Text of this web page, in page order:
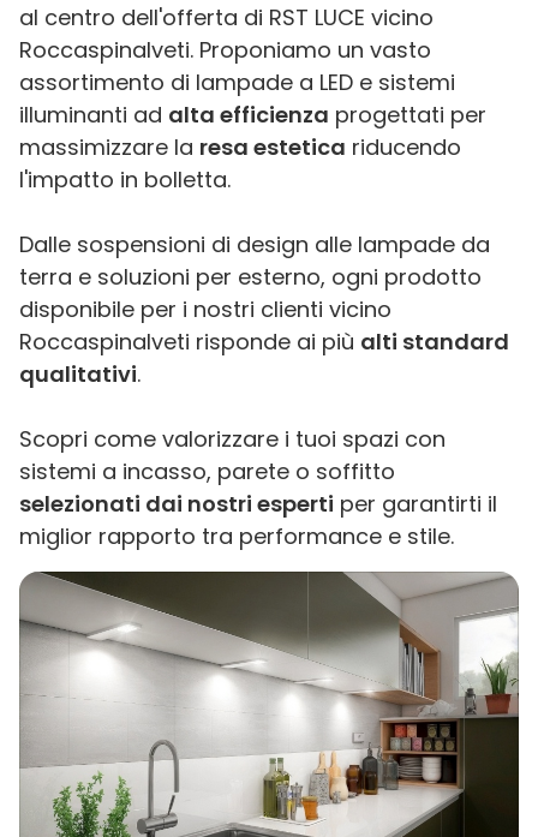
al centro dell'offerta di RST LUCE vicino
Roccaspinalveti. Proponiamo un vasto
assortimento di lampade a LED e sistemi
illuminanti ad alta efficienza progettati per
massimizzare la resa estetica riducendo
l'impatto in bolletta.
Dalle sospensioni di design alle lampade da
terra e soluzioni per esterno, ogni prodotto
disponibile per i nostri clienti vicino
Roccaspinalveti risponde ai più alti standard
qualitativi.
Scopri come valorizzare i tuoi spazi con
sistemi a incasso, parete o soffitto
selezionati dai nostri esperti per garantirti il
miglior rapporto tra performance e stile.